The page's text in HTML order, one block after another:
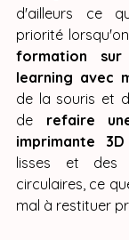
d'ailleurs ce
priorité
formation
learning avec
de la souris et
de refaire
imprimante 3D
lisses et des
circulaires, ce
mal à restituer